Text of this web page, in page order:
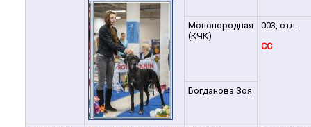
Монопородная
(КЧК)
003, отл.
CC
Богданова Зоя